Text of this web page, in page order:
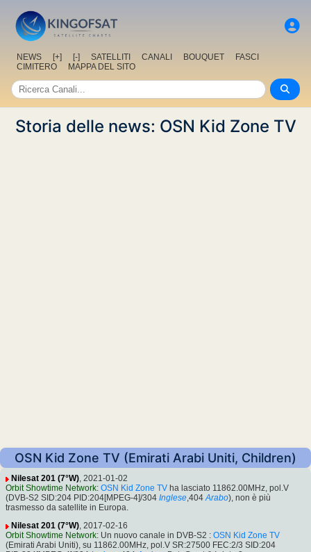
NEWS [+] [-] SATELLITI CANALI BOUQUET
FASCI
CIMITERO
MAPPA DEL SITO
Storia delle news: OSN Kid Zone TV
OSN Kid Zone TV (Emirati Arabi Uniti, Children)
Nilesat 201 (7°W), 2021-01-02
Orbit Showtime Network: OSN Kid Zone TV ha lasciato 11862.00MHz, pol.V
(DVB-S2 SID:204 PID:204[MPEG-4]/304 Inglese,404 Arabo), non è più
trasmesso da satellite in Europa.
Nilesat 201 (7°W), 2017-02-16
Orbit Showtime Network: Un nuovo canale in DVB-S2 : OSN Kid Zone TV
(Emirati Arabi Uniti), su 11862.00MHz, pol.V SR:27500 FEC:2/3 SID:204